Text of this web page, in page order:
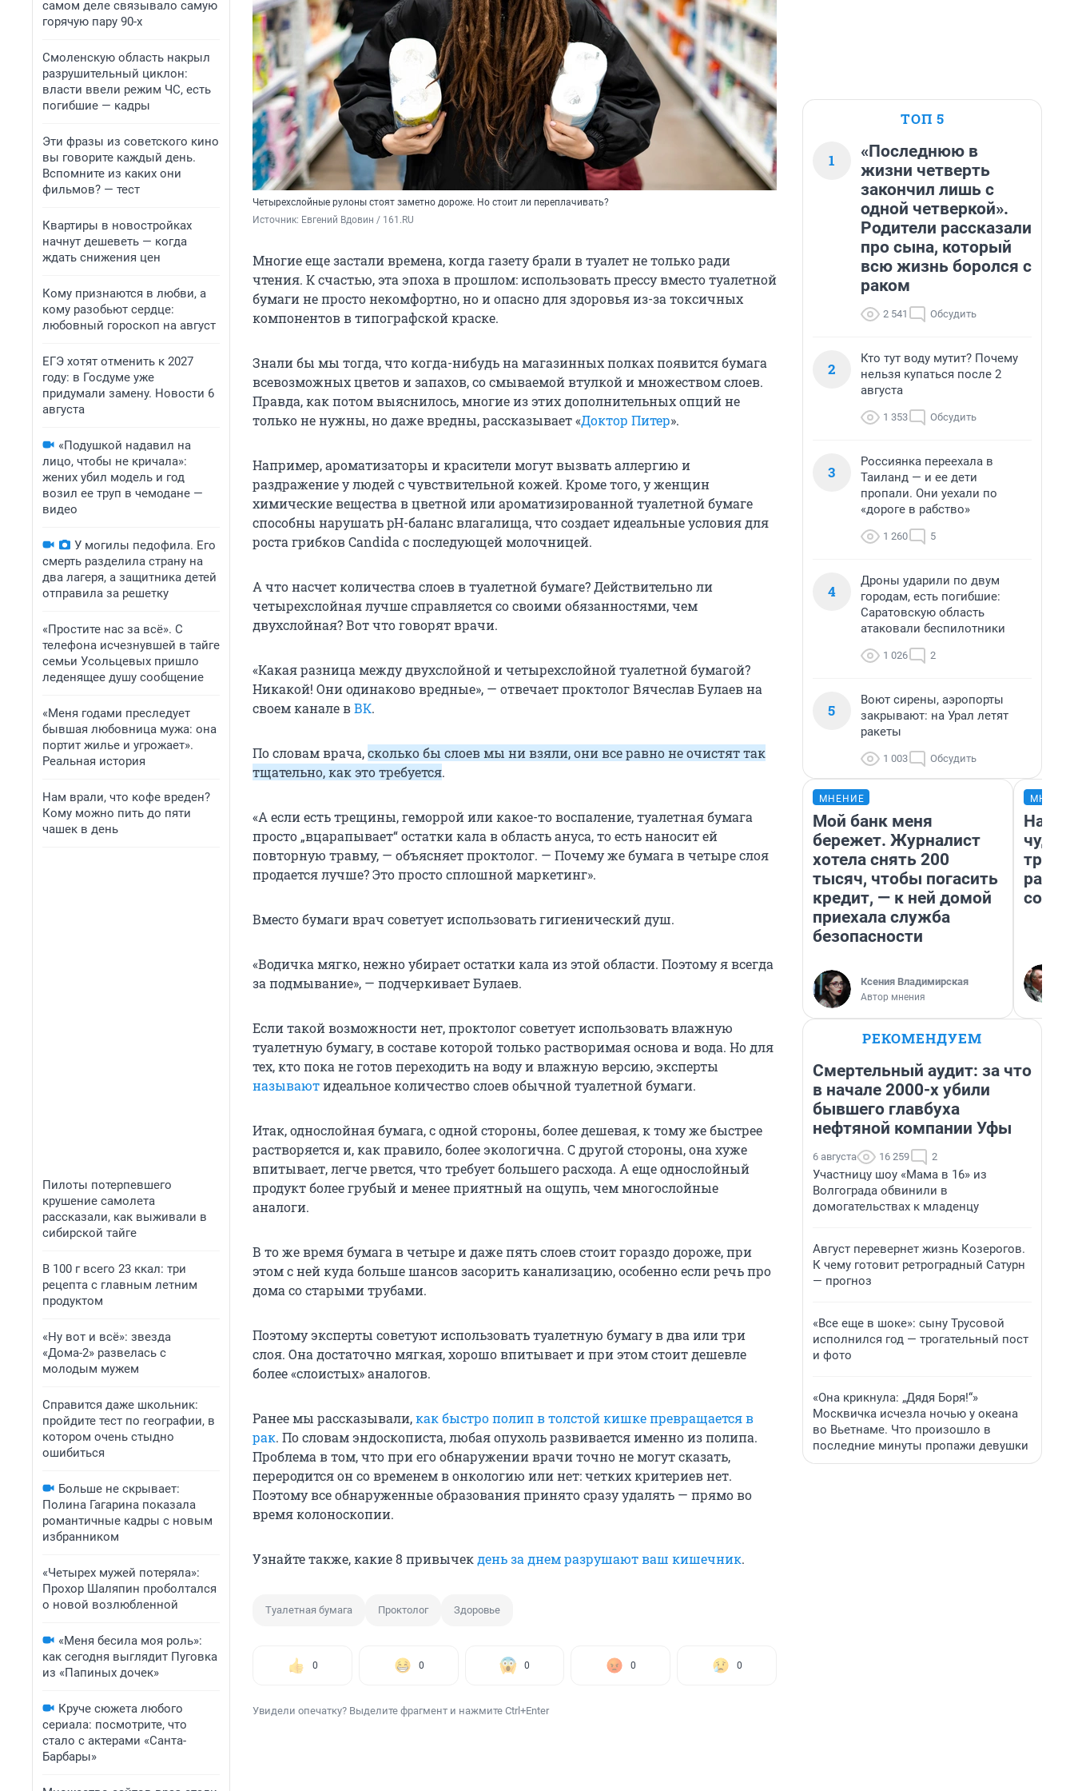
самом деле связывало самую
горячую пару 90-х
Смоленскую область накрыл
разрушительный циклон:
власти ввели режим ЧС, есть
погибшие — кадры
Эти фразы из советского кино
вы говорите каждый день.
Вспомните из каких они
фильмов? — тест
Квартиры в новостройках
начнут дешеветь — когда
ждать снижения цен
Кому признаются в любви, а
кому разобьют сердце:
любовный гороскоп на август
ЕГЭ хотят отменить к 2027
году: в Госдуме уже
придумали замену. Новости 6
августа
«Подушкой надавил на
лицо, чтобы не кричала»:
жених убил модель и год
возил ее труп в чемодане —
видео
У могилы педофила. Его
смерть разделила страну на
два лагеря, а защитника детей
отправила за решетку
«Простите нас за всё». С
телефона исчезнувшей в тайге
семьи Усольцевых пришло
леденящее душу сообщение
«Меня годами преследует
бывшая любовница мужа: она
портит жилье и угрожает».
Реальная история
Нам врали, что кофе вреден?
Кому можно пить до пяти
чашек в день
Пилоты потерпевшего
крушение самолета
рассказали, как выживали в
сибирской тайге
В 100 г всего 23 ккал: три
рецепта с главным летним
продуктом
«Ну вот и всё»: звезда
«Дома-2» развелась с
молодым мужем
Справится даже школьник:
пройдите тест по географии, в
котором очень стыдно
ошибиться
Больше не скрывает:
Полина Гагарина показала
романтичные кадры с новым
избранником
«Четырех мужей потеряла»:
Прохор Шаляпин проболтался
о новой возлюбленной
«Меня бесила моя роль»:
как сегодня выглядит Пуговка
из «Папиных дочек»
Круче сюжета любого
сериала: посмотрите, что
стало с актерами «Санта-
Барбары»
Четырехслойные рулоны стоят заметно дороже. Но стоит ли переплачивать?
Источник: Евгений Вдовин / 161.RU
Многие еще застали времена, когда газету брали в туалет не только ради
чтения. К счастью, эта эпоха в прошлом: использовать прессу вместо туалетной
бумаги не просто некомфортно, но и опасно для здоровья из-за токсичных
компонентов в типографской краске.
Знали бы мы тогда, что когда-нибудь на магазинных полках появится бумага
всевозможных цветов и запахов, со смываемой втулкой и множеством слоев.
Правда, как потом выяснилось, многие из этих дополнительных опций не
только не нужны, но даже вредны, рассказывает «Доктор Питер».
Например, ароматизаторы и красители могут вызвать аллергию и
раздражение у людей с чувствительной кожей. Кроме того, у женщин
химические вещества в цветной или ароматизированной туалетной бумаге
способны нарушать pH-баланс влагалища, что создает идеальные условия для
роста грибков Candida с последующей молочницей.
А что насчет количества слоев в туалетной бумаге? Действительно ли
четырехслойная лучше справляется со своими обязанностями, чем
двухслойная? Вот что говорят врачи.
«Какая разница между двухслойной и четырехслойной туалетной бумагой?
Никакой! Они одинаково вредные», — отвечает проктолог Вячеслав Булаев на
своем канале вВК.
По словам врача,сколько бы слоев мы ни взяли, они все равно не очистят так
тщательно, как это требуется.
«А если есть трещины, геморрой или какое-то воспаление, туалетная бумага
просто „вцарапывает“ остатки кала в область ануса, то есть наносит ей
повторную травму, — объясняет проктолог. — Почему же бумага в четыре слоя
продается лучше? Это просто сплошной маркетинг».
Вместо бумаги врач советует использовать гигиенический душ.
«Водичка мягко, нежно убирает остатки кала из этой области. Поэтому я всегда
за подмывание», — подчеркивает Булаев.
Если такой возможности нет, проктолог советует использовать влажную
туалетную бумагу, в составе которой только растворимая основа и вода. Но для
тех, кто пока не готов переходить на воду и влажную версию, эксперты
называютидеальное количество слоев обычной туалетной бумаги.
Итак, однослойная бумага, с одной стороны, более дешевая, к тому же быстрее
растворяется и, как правило, более экологична. С другой стороны, она хуже
впитывает, легче рвется, что требует большего расхода. А еще однослойный
продукт более грубый и менее приятный на ощупь, чем многослойные
аналоги.
В то же время бумага в четыре и даже пять слоев стоит гораздо дороже, при
этом с ней куда больше шансов засорить канализацию, особенно если речь про
дома со старыми трубами.
Поэтому эксперты советуют использовать туалетную бумагу в два или три
слоя. Она достаточно мягкая, хорошо впитывает и при этом стоит дешевле
более «слоистых» аналогов.
Ранее мы рассказывали,как быстро полип в толстой кишке превращается в
рак. По словам эндоскописта, любая опухоль развивается именно из полипа.
Проблема в том, что при его обнаружении врачи точно не могут сказать,
переродится он со временем в онкологию или нет: четких критериев нет.
Поэтому все обнаруженные образования принято сразу удалять — прямо во
время колоноскопии.
Узнайте также, какие 8 привычекдень за днем разрушают ваш кишечник.
Туалетная бумага Проктолог Здоровье
0 0 0 0 0
Увидели опечатку? Выделите фрагмент и нажмите Ctrl+Enter
ТОП 5
1
«Последнюю в
жизни четверть
закончил лишь с
одной четверкой».
Родители рассказали
про сына, который
всю жизнь боролся с
раком
2 541 Обсудить
2
Кто тут воду мутит? Почему
нельзя купаться после 2
августа
1 353 Обсудить
3
Россиянка переехала в
Таиланд — и ее дети
пропали. Они уехали по
«дороге в рабство»
1 260 5
4
Дроны ударили по двум
городам, есть погибшие:
Саратовскую область
атаковали беспилотники
1 026 2
5
Воют сирены, аэропорты
закрывают: на Урал летят
ракеты
1 003 Обсудить
МНЕНИЕ
Мой банк меня
бережет. Журналист
хотела снять 200
тысяч, чтобы погасить
кредит, — к ней домой
приехала служба
безопасности
Ксения Владимирская
Автор мнения
РЕКОМЕНДУЕМ
Смертельный аудит: за что
в начале 2000-х убили
бывшего главбуха
нефтяной компании Уфы
6 августа 16 259 2
Участницу шоу «Мама в 16» из
Волгограда обвинили в
домогательствах к младенцу
Август перевернет жизнь Козерогов.
К чему готовит ретроградный Сатурн
— прогноз
«Все еще в шоке»: сыну Трусовой
исполнился год — трогательный пост
и фото
«Она крикнула: „Дядя Боря!“»
Москвичка исчезла ночью у океана
во Вьетнаме. Что произошло в
последние минуты пропажи девушки